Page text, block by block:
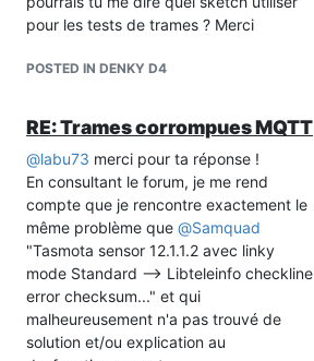
pour les tests de trames ? Merci
POSTED IN DENKY D4
RE: Trames corrompues MQTT
@labu73 merci pour ta réponse !
En consultant le forum, je me rend
compte que je rencontre exactement le
même problème que @Samquad
"Tasmota sensor 12.1.1.2 avec linky
mode Standard --> Libteleinfo checkline
error checksum..." et qui
malheureusement n'a pas trouvé de
solution et/ou explication au